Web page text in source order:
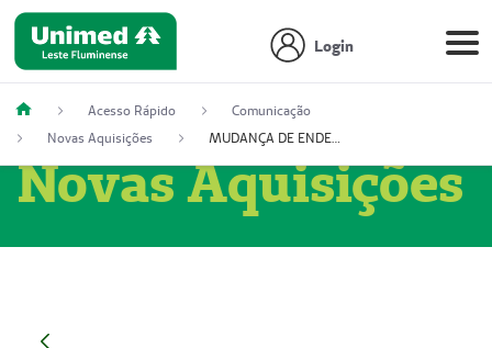
Login
Acesso Rápido
Comunicação
Novas Aquisições
MUDANÇA DE ENDEREÇO - DIAGITAB SERVIÇOS MÉDICOS LTDA (54003267-5)
Novas Aquisições